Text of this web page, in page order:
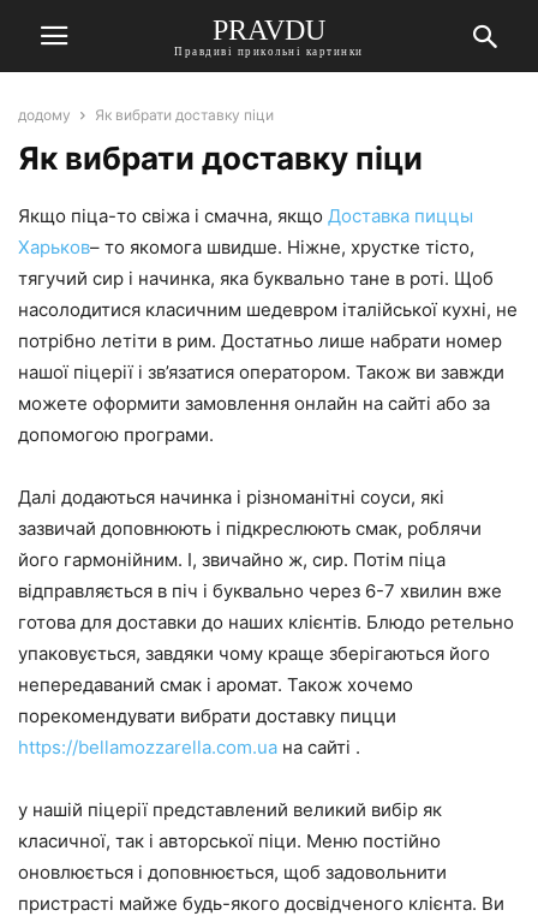
PRAVDU
Правдиві прикольні картинки
додому Як вибрати доставку піци
Як вибрати доставку піци
Якщо піца-то свіжа і смачна, якщо Доставка пиццы
Харьков– то якомога швидше. Ніжне, хрустке тісто,
тягучий сир і начинка, яка буквально тане в роті. Щоб
насолодитися класичним шедевром італійської кухні, не
потрібно летіти в рим. Достатньо лише набрати номер
нашої піцерії і зв’язатися оператором. Також ви завжди
можете оформити замовлення онлайн на сайті або за
допомогою програми.
Далі додаються начинка і різноманітні соуси, які
зазвичай доповнюють і підкреслюють смак, роблячи
його гармонійним. І, звичайно ж, сир. Потім піца
відправляється в піч і буквально через 6-7 хвилин вже
готова для доставки до наших клієнтів. Блюдо ретельно
упаковується, завдяки чому краще зберігаються його
непередаваний смак і аромат. Також хочемо
порекомендувати вибрати доставку пицци
https://bellamozzarella.com.ua на сайті .
у нашій піцерії представлений великий вибір як
класичної, так і авторської піци. Меню постійно
оновлюється і доповнюється, щоб задовольнити
пристрасті майже будь-якого досвідченого клієнта. Ви